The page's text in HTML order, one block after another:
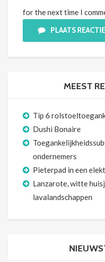
for the next time I
PLAATS REACTIE
MEEST
Tip 6
Dushi Bonaire
ondernemers
Pieterpad in een
Lanzarote, witte
lavalandschappen